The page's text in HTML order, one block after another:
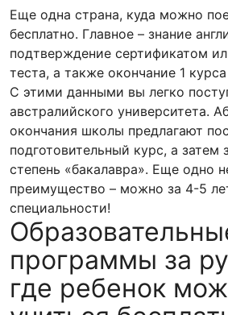
Еще одна страна, куда можно
бесплатно. Главное – знание
подтверждение сертификатом
теста, а также окончание 1
С этими данными вы легко
австралийского университета.
окончания школы предлагают
подготовительный курс, а затем
степень «бакалавра». Еще одно
преимущество – можно за 4-5
специальности!
программы за
где ребенок